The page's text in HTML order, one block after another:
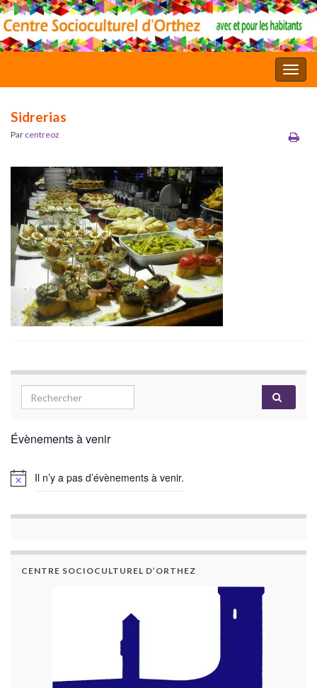
Sidrerias
Par centreoz
Évènements à venir
Il n’y a pas d’évènements à venir.
CENTRE SOCIOCULTUREL D’ORTHEZ